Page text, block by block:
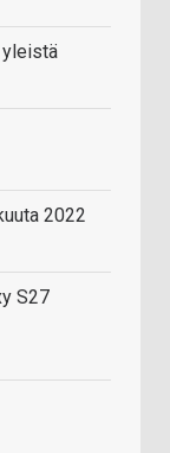
yleistä
2022
S27